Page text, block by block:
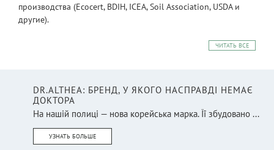
производства (Ecocert, BDIH, ICEA, Soil Association, USDA и
другие).
ЧИТАТЬ ВСЕ
DR.ALTHEA: БРЕНД, У ЯКОГО НАСПРАВДІ НЕМАЄ
ДОКТОРА
На нашій полиці — нова корейська марка. Її збудовано ...
УЗНАТЬ БОЛЬШЕ